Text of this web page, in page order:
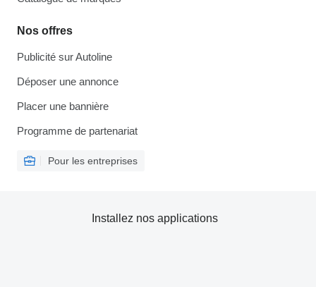
Nos offres
Publicité sur Autoline
Déposer une annonce
Placer une bannière
Programme de partenariat
Pour les entreprises
Installez nos applications